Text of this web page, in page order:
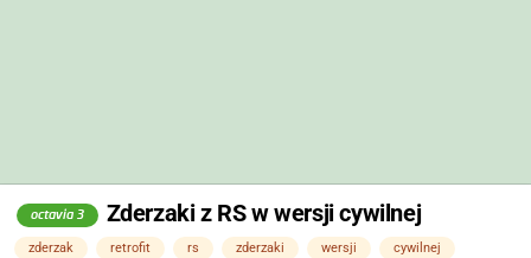
octavia 3 Zderzaki z RS w wersji cywilnej
zderzak retrofit rs zderzaki wersji cywilnej